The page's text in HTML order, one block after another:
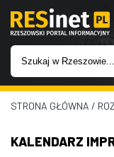
WIADOMOŚCI
INWESTYCJE
STRONA GŁÓWNA /
KALENDARZ